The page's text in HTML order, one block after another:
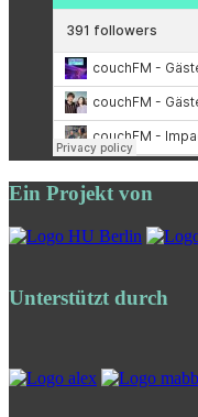
Ein Projekt von
Unterstützt durch